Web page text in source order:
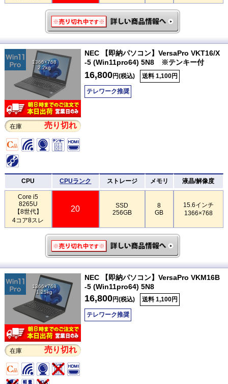
1366×768
2.2kg
在庫 売り切れ
NEC 【即納パソコン】VersaPro VKT16/X
-5 (Win11pro64) 5N8 ※テンキー付
16,800円(税込) 送料 1,100円
テレワーク推奨
CPU CPUランク ストレージ メモリ 液晶/解像度
Core i5
8265U
【8世代】
4コア8スレ
20
SSD
256GB
8
GB
15.6インチ
1366×768
1366×768
1.25kg
在庫 売り切れ
NEC 【即納パソコン】VersaPro VKM16B
-5 (Win11pro64) 5N8
16,800円(税込) 送料 1,100円
テレワーク推奨